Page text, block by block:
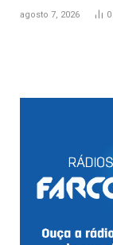
agosto 7, 2026 0